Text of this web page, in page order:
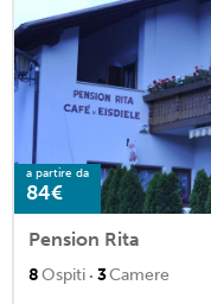
a partire da
84€
Pension Rita
8Ospiti · 3Camere